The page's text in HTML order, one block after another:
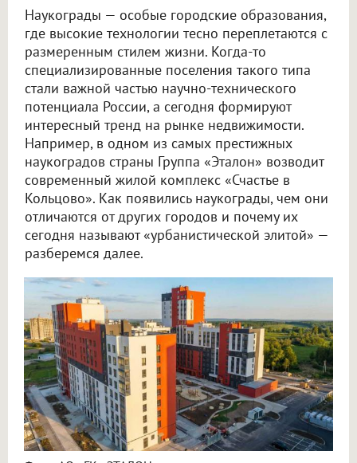
Наукограды — особые городские образования,
где высокие технологии тесно переплетаются с
размеренным стилем жизни. Когда-то
специализированные поселения такого типа
стали важной частью научно-технического
потенциала России, а сегодня формируют
интересный тренд на рынке недвижимости.
Например, в одном из самых престижных
наукоградов страны Группа «Эталон» возводит
современный жилой комплекс «Счастье в
Кольцово». Как появились наукограды, чем они
отличаются от других городов и почему их
сегодня называют «урбанистической элитой» —
разберемся далее.